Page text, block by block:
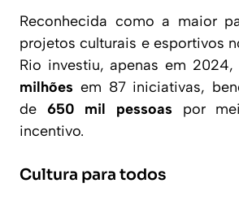
Reconhecida como a maior
projetos culturais e esportivos
Rio investiu, apenas em 2024,
milhões em 87 iniciativas,
de 650 mil pessoas por
incentivo.
Cultura para todos